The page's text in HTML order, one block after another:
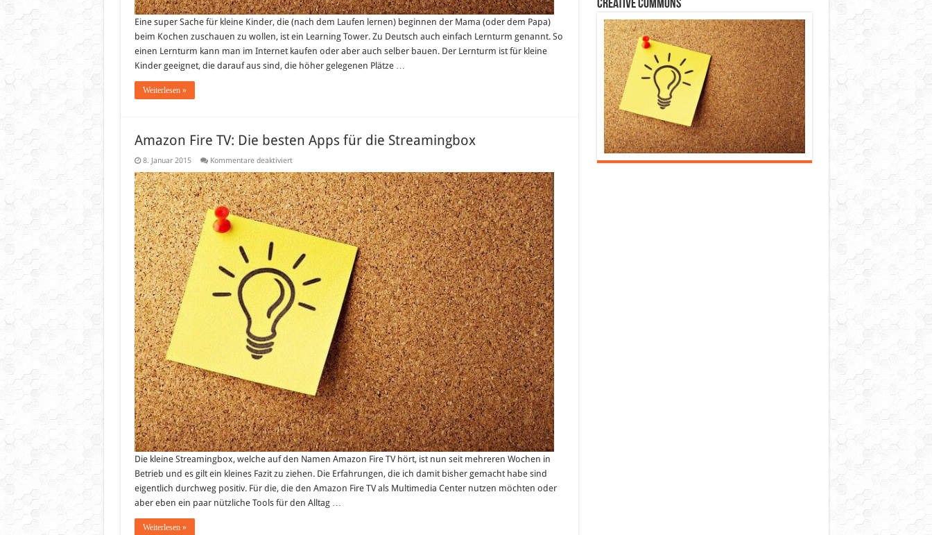
Eine super Sache für kleine Kinder, die (nach dem Laufen lernen) beginnen der Mama (oder dem Papa)
beim Kochen zuschauen zu wollen, ist ein Learning Tower. Zu Deutsch auch einfach Lernturm genannt. So
einen Lernturm kann man im Internet kaufen oder aber auch selber bauen. Der Lernturm ist für kleine
Kinder geeignet, die darauf aus sind, die höher gelegenen Plätze …
Weiterlesen »
Amazon Fire TV: Die besten Apps für die Streamingbox
8. Januar 2015 Kommentare deaktiviertfür
Fire
TV:
Die
besten
Apps
für
die
Streamingbox
Die kleine Streamingbox, welche auf den Namen Amazon Fire TV hört, ist nun seit mehreren Wochen in
Betrieb und es gilt ein kleines Fazit zu ziehen. Die Erfahrungen, die ich damit bisher gemacht habe sind
eigentlich durchweg positiv. Für die, die den Amazon Fire TV als Multimedia Center nutzen möchten oder
aber eben ein paar nützliche Tools für den Alltag …
Weiterlesen »
Creative Commons